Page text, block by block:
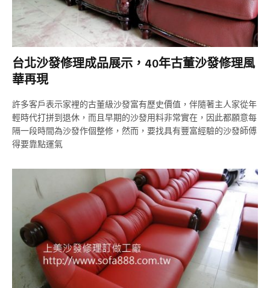
台北沙發修理成品展示，40年古董沙發修理風
華再現
許多客戶表示家裡的古董級沙發富有歷史價值，伴隨著主人家從年
輕時代打拼到退休，而且早期的沙發用料非常實在，因此都願意每
隔一段時間為沙發作個整修，然而，要找具有豐富經驗的沙發師傅
得要靠點運氣